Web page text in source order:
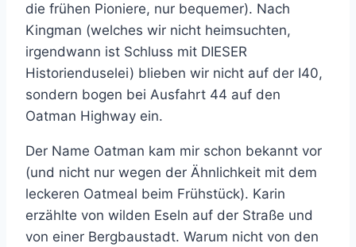
die frühen Pioniere, nur bequemer). Nach
Kingman (welches wir nicht heimsuchten,
irgendwann ist Schluss mit DIESER
Historienduselei) blieben wir nicht auf der I40,
sondern bogen bei Ausfahrt 44 auf den
Oatman Highway ein.
Der Name Oatman kam mir schon bekannt vor
(und nicht nur wegen der Ähnlichkeit mit dem
leckeren Oatmeal beim Frühstück). Karin
erzählte von wilden Eseln auf der Straße und
von einer Bergbaustadt. Warum nicht von den